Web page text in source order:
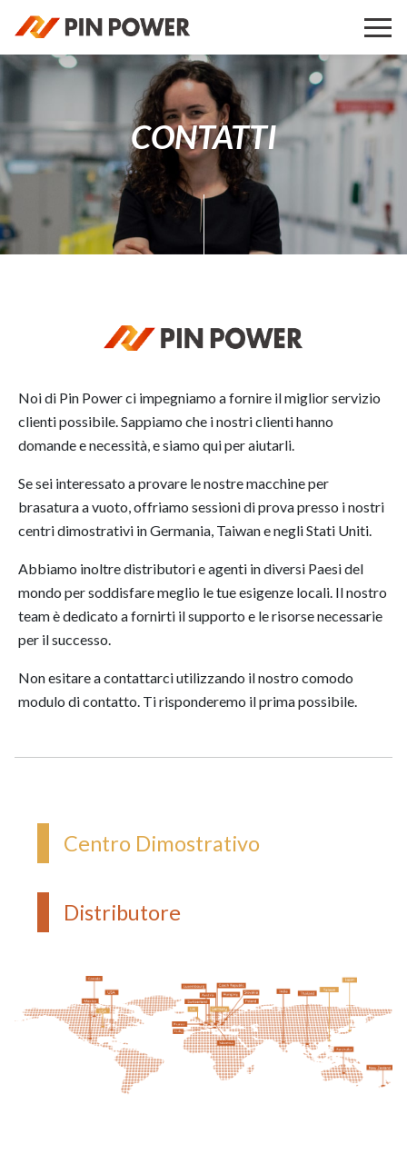
CONTATTI
Noi di Pin Power ci impegniamo a fornire il miglior servizio
clienti possibile. Sappiamo che i nostri clienti hanno
domande e necessità, e siamo qui per aiutarli.
Se sei interessato a provare le nostre macchine per
brasatura a vuoto, offriamo sessioni di prova presso i nostri
centri dimostrativi in Germania, Taiwan e negli Stati Uniti.
Abbiamo inoltre distributori e agenti in diversi Paesi del
mondo per soddisfare meglio le tue esigenze locali. Il nostro
team è dedicato a fornirti il supporto e le risorse necessarie
per il successo.
Non esitare a contattarci utilizzando il nostro comodo
modulo di contatto. Ti risponderemo il prima possibile.
Centro Dimostrativo
Distributore